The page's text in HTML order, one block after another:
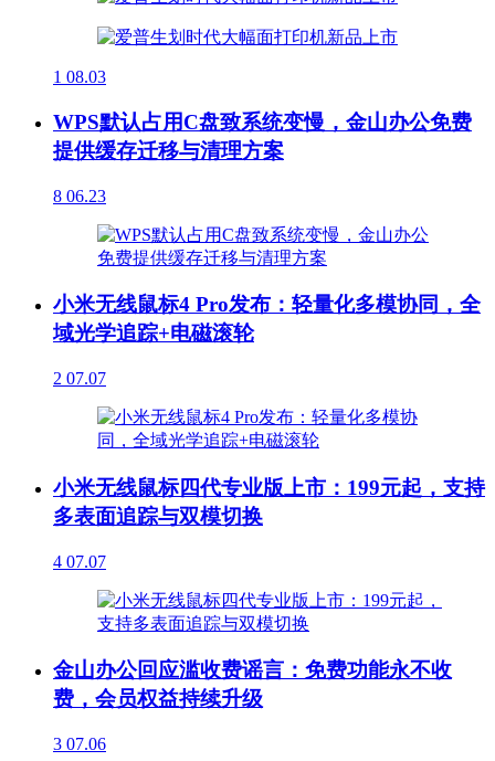
1 08.03
WPS默认占用C盘致系统变慢，金山办公免费
提供缓存迁移与清理方案
8 06.23
小米无线鼠标4 Pro发布：轻量化多模协同，全
域光学追踪+电磁滚轮
2 07.07
小米无线鼠标四代专业版上市：199元起，支持
多表面追踪与双模切换
4 07.07
金山办公回应滥收费谣言：免费功能永不收
费，会员权益持续升级
3 07.06